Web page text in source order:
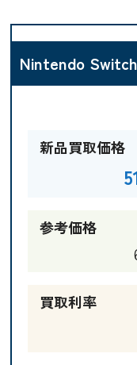
Nintendo
新品買取価格
参考価格
買取利率